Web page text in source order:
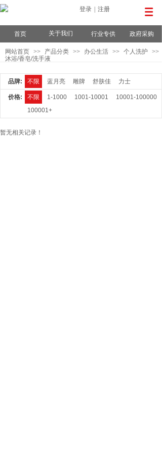
登录 注册
首页 关于我们 行业专供 政府采购
网站首页 >> 产品分类 >> 办公生活 >> 个人洗护 >>
沐浴/香皂/洗手液
品牌: 不限 蓝月亮 雕牌 舒肤佳 力士
价格: 不限 1-1000 1001-10001
10001-100000
100001+
暂无相关记录！